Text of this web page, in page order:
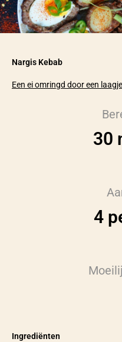
Nargis Kebab
Een ei omringd door een
30
4
Ingrediënten